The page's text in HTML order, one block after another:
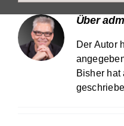
Über
Der Autor
Bisher hat